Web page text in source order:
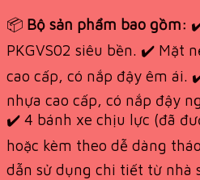
📦 Bộ sản phẩm bao gồm:
PKGVS02 siêu bền. ✔️ Mặt
cao cấp, có nắp đậy êm ái.
nhựa cao cấp, có nắp đậy
✔️ 4 bánh xe chịu lực (đã
hoặc kèm theo dễ dàng
dẫn sử dụng chi tiết từ nhà